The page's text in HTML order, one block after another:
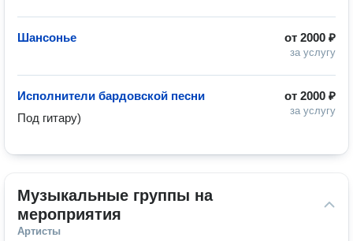
от 2000 ₽
за услугу
Шансонье
от 2000 ₽
за услугу
Исполнители бардовской песни
Под гитару)
Музыкальные группы на
мероприятия
Артисты